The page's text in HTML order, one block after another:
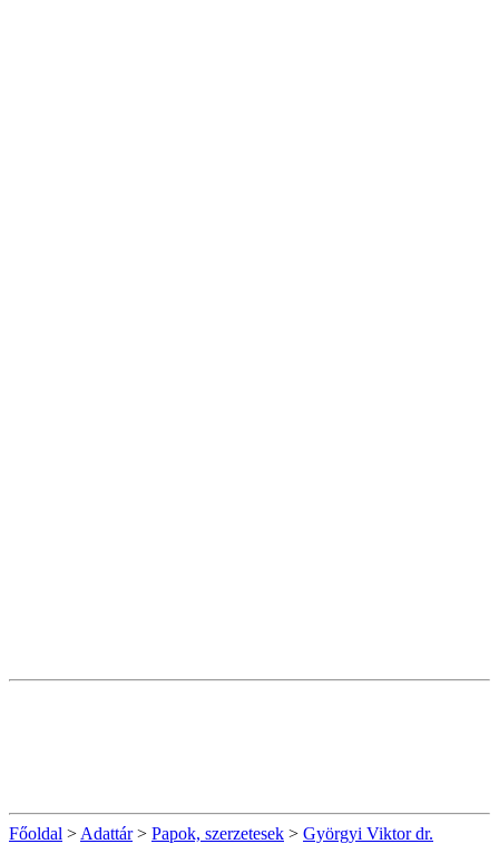
Főoldal > Adattár> Papok, szerzetesek > Györgyi Viktor dr.